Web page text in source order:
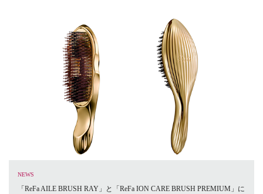
NEWS
「ReFa AILE BRUSH RAY」と「ReFa ION CARE BRUSH PREMIUM」に